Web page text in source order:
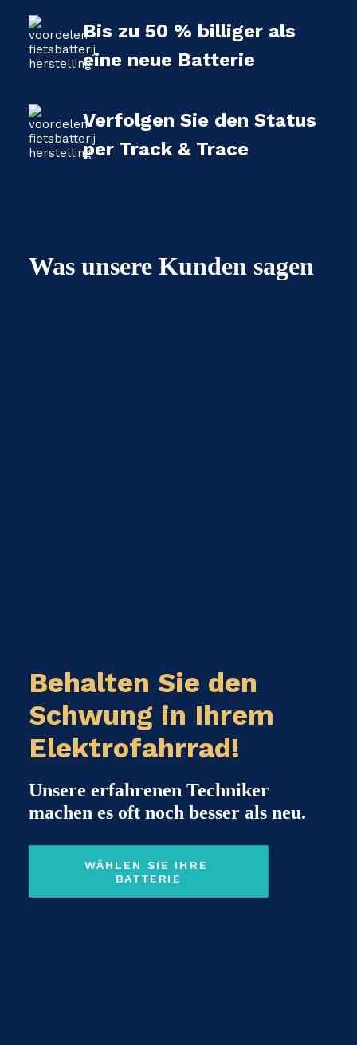
Bis zu 50 % billiger als
eine neue Batterie
Verfolgen Sie den Status
per Track & Trace
Was unsere Kunden sagen
Behalten Sie den
Schwung in Ihrem
Elektrofahrrad!
Unsere erfahrenen Techniker
machen es oft noch besser als neu.
WÄHLEN SIE IHRE
BATTERIE